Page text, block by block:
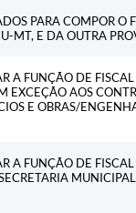
PARA COMPOR O
MT, E DA OUTRA
A FUNÇÃO DE
EXCEÇÃO AOS
E OBRAS/
A FUNÇÃO DE